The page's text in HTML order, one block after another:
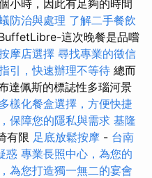
小時，因此有足夠的時間
防治與處理 了解二手餐飲
這次晚餐是品嚐
摩店選擇 尋找專業的徵信
引，快速辦理不等待 總而
達佩斯的標誌性多瑙河景
多樣化餐盒選擇，方便快捷
保障您的隱私與需求 基隆
有限 足底放鬆按摩 - 台南
惑 專業長照中心，為您的
為您打造獨一無二的宴會